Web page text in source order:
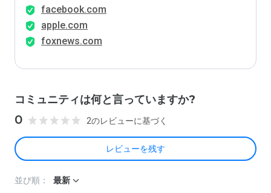
facebook.com
apple.com
foxnews.com
コミュニティは何と言っていますか?
0 2のレビューに基づく
レビューを残す
並び順： 最新